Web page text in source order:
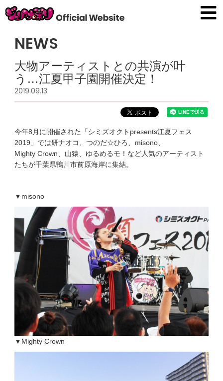
NEWS
大物アーティストとの共演が叶
う…江夏甲子園開催決定！
2019.09.13
今年8月に開催された「シミズオクトpresents江夏フェス
2019」では研ナオコ、つのだ☆ひろ、misono、
Mighty Crown、山猿、ゆるめるモ！など人気のアーティスト
たちが千葉県鴨川市前原海岸に集結。
▼misono
▼Mighty Crown